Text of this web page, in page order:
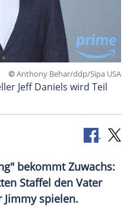
©Anthony Behar/ddp/Sipa USA
Jeff Daniels wird Teil
bekommt Zuwachs:
Staffel den Vater
Jimmy spielen.